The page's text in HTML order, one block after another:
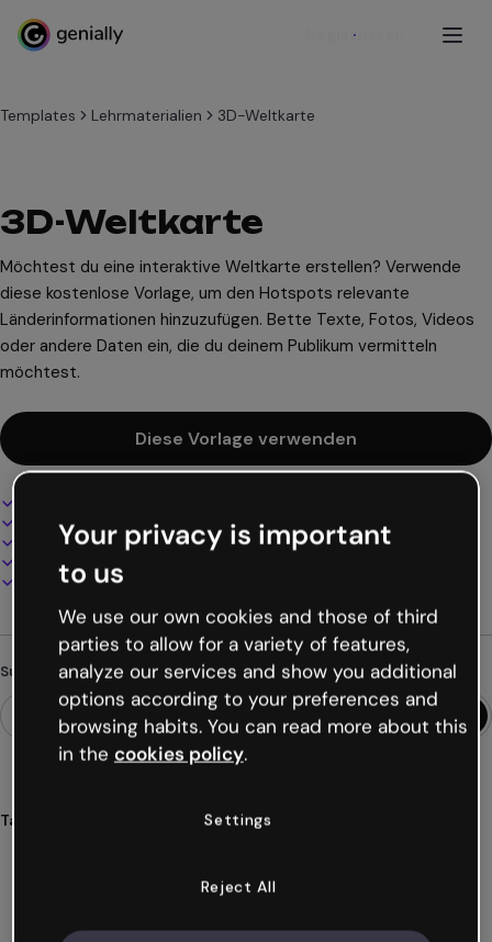
Registrieren
Templates Lehrmaterialien 3D-Weltkarte
3D-Weltkarte
Möchtest du eine interaktive Weltkarte erstellen? Verwende
diese kostenlose Vorlage, um den Hotspots relevante
Länderinformationen hinzuzufügen. Bette Texte, Fotos, Videos
oder andere Daten ein, die du deinem Publikum vermitteln
möchtest.
Diese Vorlage verwenden
100% anpassbar
Audio, Video und Multimedia hinzufügen
Online präsentieren, teilen oder veröffentlichen
Als PDF, MP4 und andere Formate herunterladen
Suchst du etwas anderes?
Tags
Your privacy is important
to us
We use our own cookies and those of third
parties to allow for a variety of features,
analyze our services and show you additional
options according to your preferences and
browsing habits. You can read more about this
in the cookies policy.
Settings
Reject All